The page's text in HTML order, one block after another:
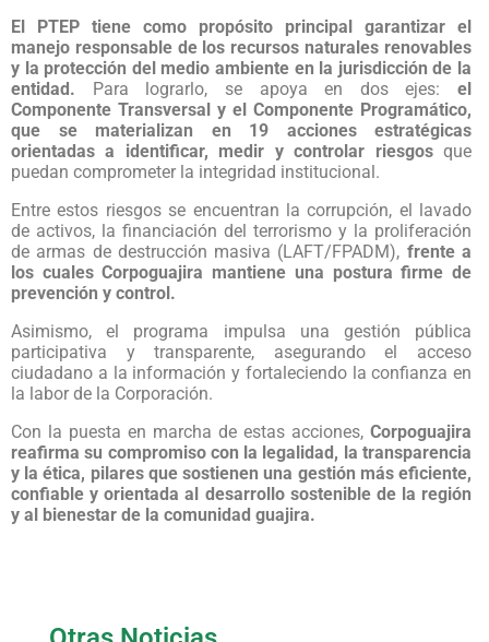
El PTEP tiene como propósito principal garantizar el
manejo responsable de los recursos naturales renovables
y la protección del medio ambiente en la jurisdicción de la
entidad. Para lograrlo, se apoya en dos ejes: el
Componente Transversal y el Componente Programático,
que se materializan en 19 acciones estratégicas
orientadas a identificar, medir y controlar riesgosque
puedan comprometer la integridad institucional.
Entre estos riesgos se encuentran la corrupción, el lavado
de activos, la financiación del terrorismo y la proliferación
de armas de destrucción masiva (LAFT/FPADM), frente a
los cuales Corpoguajira mantiene una postura firme de
prevención y control.
Asimismo, el programa impulsa una gestión pública
participativa y transparente, asegurando el acceso
ciudadano a la información y fortaleciendo la confianza en
la labor de la Corporación.
Con la puesta en marcha de estas acciones, Corpoguajira
reafirma su compromiso con la legalidad, la transparencia
y la ética, pilares que sostienen una gestión más eficiente,
confiable y orientada al desarrollo sostenible de la región
y al bienestar de la comunidad guajira.